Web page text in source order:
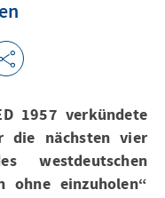
1957 verkündete
die nächsten vier
westdeutschen
ohne einzuholen“